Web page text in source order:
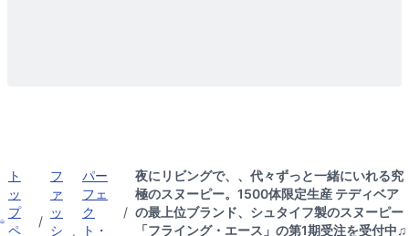
ト
ッ
プ
ペ
/
フ
ァ
ッ
シ
パー
フェ
ク
ト・
/
夜にリビングで、、代々ずっと一緒にいれる究
極のスヌーピー。1500体限定生産 テディベア
の最上位ブランド、シュタイフ製のスヌーピー
「フライング・エース」の第1期受注を受付中♫